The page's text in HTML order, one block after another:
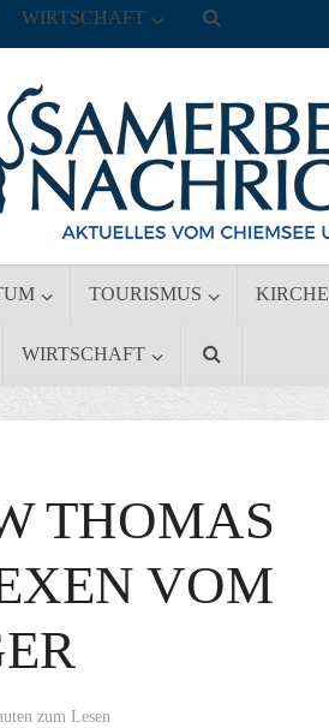
TOURISMUS KIRCHE
WIRTSCHAFT
WIRTSCHAFT
THOMAS
VOM
zum Lesen